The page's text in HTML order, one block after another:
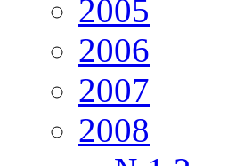
2005
2006
2007
2008